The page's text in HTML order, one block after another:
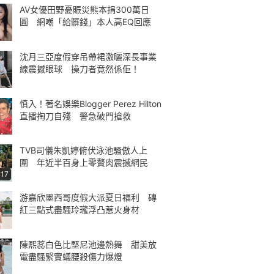
AV女優田野憂賑災熊本捐300萬日
圓 網嘲「給髒錢」本人高EQ回應
沈月三亞度假穿吊帶裙激曬深長事業
線震撼眼球 操刀者竟然係佢！
慎入！著名娛樂Blogger Perez Hilton
直播掏刀自殘 警急破門搶救
TVB司儀朱凱婷俯伏泳池騷傲人上
圍 年近半百身上零贅肉震撼網民
游嘉欣墨西哥度假大派夏日福利 磚
紅三點式盡騷玲瓏浮凸惹火身材
陳熙蕊白色比堅尼池邊熱舞 甜美放
電盡騷緊實蟻腰殺傷力爆燈